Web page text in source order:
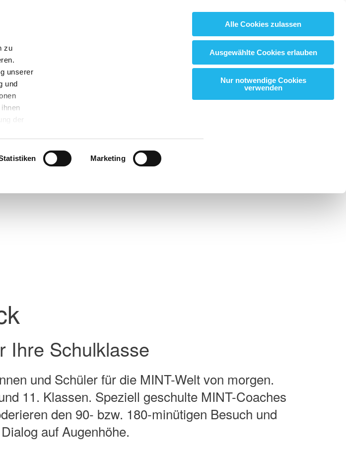
zu
unserer
und
der
in
Marketing
Alle Cookies zulassen
Ausgewählte Cookies erlauben
Nur notwendige Cookies
verwenden
LOGIN Suchbegriff:
LOGIN Suchbegriff:
Video abspielen
starten
Ihre Schulklasse
und Schüler für die MINT-Welt von morgen.
11. Klassen. Speziell geschulte MINT-Coaches
den 90- bzw. 180-minütigen Besuch und
auf Augenhöhe.